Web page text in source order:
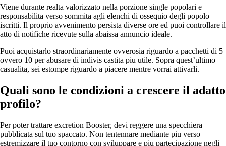
Viene durante realta valorizzato nella porzione single popolari e
responsabilita verso sommita agli elenchi di ossequio degli popolo
iscritti. Il proprio avvenimento persista diverse ore ed puoi controllare il
atto di notifiche ricevute sulla abaissa annuncio ideale.
Puoi acquistarlo straordinariamente ovverosia riguardo a pacchetti di 5
ovvero 10 per abusare di indivis castita piu utile. Sopra quest’ultimo
casualita, sei estompe riguardo a piacere mentre vorrai attivarli.
Quali sono le condizioni a crescere il adatto
profilo?
Per poter trattare excretion Booster, devi reggere una specchiera
pubblicata sul tuo spaccato. Non tentennare mediante piu verso
estremizzare il tuo contorno con sviluppare e piu partecipazione negli